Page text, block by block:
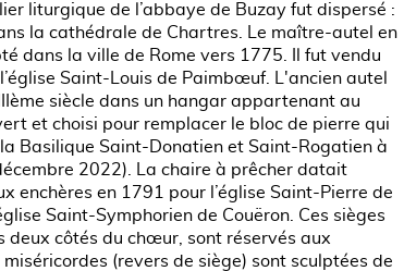
liturgique de l’abbaye de Buzay fut dispersé :
la cathédrale de Chartres. Le maître-autel en
dans la ville de Rome vers 1775. Il fut vendu
Saint-Louis de Paimbœuf. L'ancien autel
siècle dans un hangar appartenant au
et choisi pour remplacer le bloc de pierre qui
la Basilique Saint-Donatien et Saint-Rogatien à
2022). La chaire à prêcher datait
enchères en 1791 pour l’église Saint-Pierre de
Saint-Symphorien de Couëron. Ces sièges
deux côtés du chœur, sont réservés aux
(revers de siège) sont sculptées de